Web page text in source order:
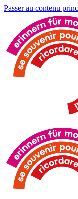
Passer au contenu